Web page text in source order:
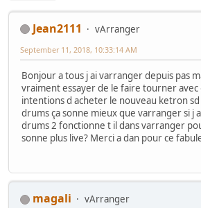
Jean2111 vArranger
September 11, 2018, 10:33:14 AM
Bonjour a tous j ai varranger depuis pas
vraiment essayer de le faire tourner avec
intentions d acheter le nouveau ketron sd
drums ça sonne mieux que varranger si j
drums 2 fonctionne t il dans varranger
sonne plus live? Merci a dan pour ce
magali
vArranger